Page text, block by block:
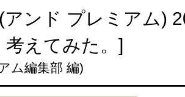
アンド プレミアム)
考えてみた。]
ム編集部 編)